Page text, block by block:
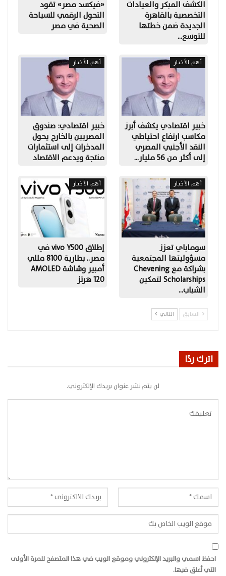
الكشف المبكر والعيادات
التخصصية بالقاهرة
الجديدة ضمن خطتها
للتوسع…
«فيكسد مصر» تقود
التحول الرقمي للسياحة
الصحية في مصر
أهم الأخبار
خبير اقتصادي يكشف أبرز
مكاسب ارتفاع احتياطي
النقد الأجنبي المصري
إلى أكثر من 56 مليار…
أهم الأخبار
خبير اقتصادي: صندوق
المصريين بالخارج يحول
المدخرات إلى استثمارات
منتجة ويدعم الاقتصاد
أهم الأخبار
سوماباي تعزز
مسؤوليتها المجتمعية
بشراكة مع Chevening
Scholarships لتمكين
الشباب…
أهم الأخبار
إطلاق vivo Y500 في
مصر.. بطارية 8100 مللي
أمبير وشاشة AMOLED
120 هرتز
السابق التالي
اترك ردًا
لن يتم نشر عنوان بريدك الإلكتروني.
احفظ اسمي والبريد الإلكتروني وموقع الويب في هذا المتصفح للمرة الأولى
التي أعلق فيها.